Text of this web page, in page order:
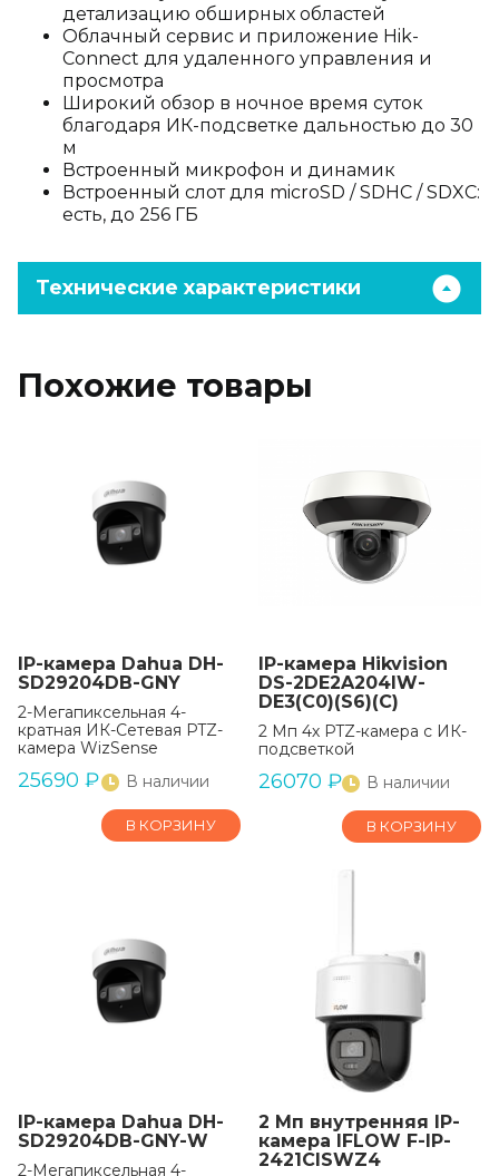
детализацию обширных областей
Облачный сервис и приложение Hik-
Connect для удаленного управления и
просмотра
Широкий обзор в ночное время суток
благодаря ИК-подсветке дальностью до 30
м
Встроенный микрофон и динамик
Встроенный слот для microSD / SDHC / SDXC:
есть, до 256 ГБ
Технические характеристики
Похожие товары
IP-камера Dahua DH-
SD29204DB-GNY
2-Мегапиксельная 4-
кратная ИК-Сетевая PTZ-
камера WizSense
25690 ₽ В наличии
В КОРЗИНУ
IP-камера Hikvision
DS-2DE2A204IW-
DE3(C0)(S6)(C)
2 Мп 4х PTZ-камера с ИК-
подсветкой
26070 ₽ В наличии
В КОРЗИНУ
IP-камера Dahua DH-
SD29204DB-GNY-W
2-Мегапиксельная 4-
2 Мп внутренняя IP-
камера IFLOW F-IP-
2421CISWZ4